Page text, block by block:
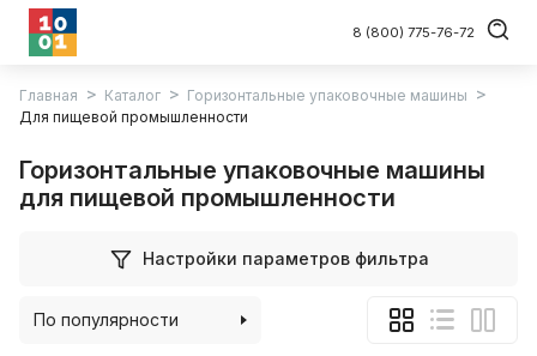
8 (800) 775-76-72
Главная Каталог
Горизонтальные упаковочные машины
Для пищевой промышленности
Горизонтальные упаковочные машины
для пищевой промышленности
Настройки параметров фильтра
По популярности